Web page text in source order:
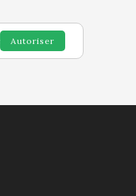
Autoriser